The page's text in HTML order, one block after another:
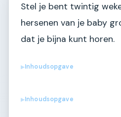
Stel je bent twintig
hersenen van je baby
dat je bijna kunt horen.
▶Inhoudsopgave
▶Inhoudsopgave